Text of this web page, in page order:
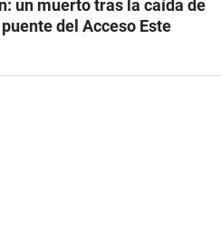
un muerto tras la caída de
del Acceso Este